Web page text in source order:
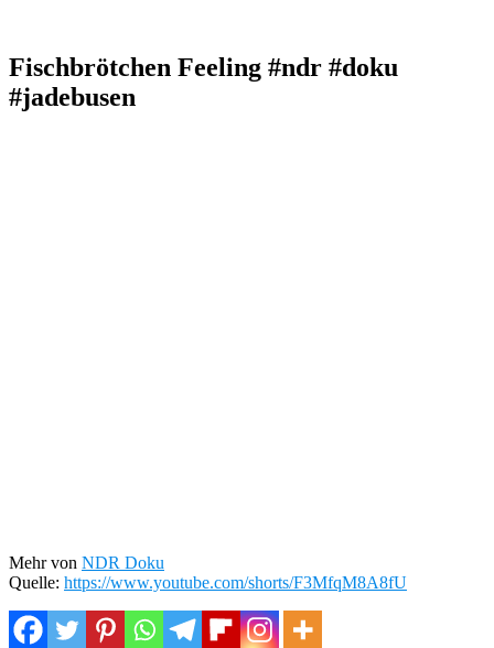
Fischbrötchen Feeling #ndr #doku
#jadebusen
Mehr von NDR Doku
Quelle: https://www.youtube.com/shorts/F3MfqM8A8fU